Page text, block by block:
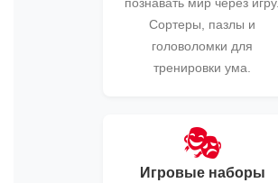
Сортеры, пазлы и
головоломки для
тренировки ума.
🎭
Игровые наборы